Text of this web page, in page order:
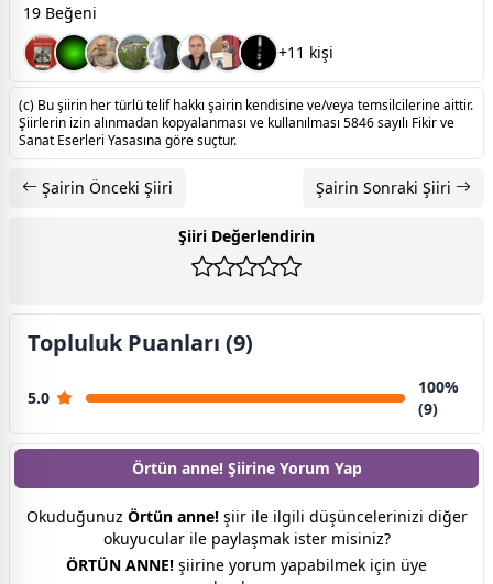
19 Beğeni
+11 kişi
(c) Bu şiirin her türlü telif hakkı şairin kendisine ve/veya temsilcilerine aittir.
Şiirlerin izin alınmadan kopyalanması ve kullanılması 5846 sayılı Fikir ve
Sanat Eserleri Yasasına göre suçtur.
Şairin Önceki Şiiri Şairin Sonraki Şiiri
Şiiri Değerlendirin
Topluluk Puanları (9)
5.0
100%
(9)
Örtün anne! Şiirine Yorum Yap
Okuduğunuz Örtün anne!şiir ile ilgili düşüncelerinizi diğer
okuyucular ile paylaşmak ister misiniz?
ÖRTÜN ANNE! şiirine yorum yapabilmek için üye